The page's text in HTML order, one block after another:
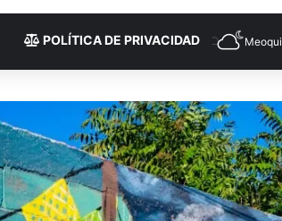
POLÍTICA DE PRIVACIDAD Meoqui